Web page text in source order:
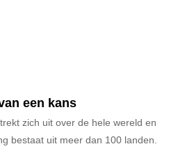
een kans
zich uit over de hele wereld en
bestaat uit meer dan 100 landen.